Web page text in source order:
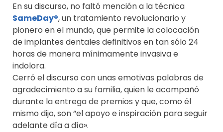
En su discurso, no faltó mención a la técnica
SameDay®, un tratamiento revolucionario y
pionero en el mundo, que permite la colocación
de implantes dentales definitivos en tan sólo 24
horas de manera mínimamente invasiva e
indolora.
Cerró el discurso con unas emotivas palabras de
agradecimiento a su familia, quien le acompañó
durante la entrega de premios y que, como él
mismo dijo, son “el apoyo e inspiración para seguir
adelante día a día».